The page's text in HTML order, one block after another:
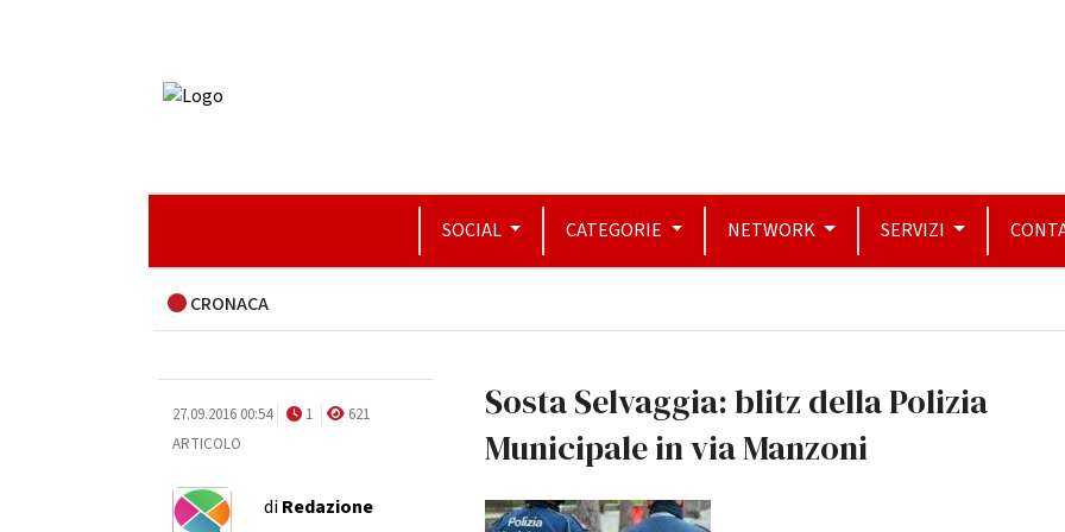
SOCIAL CATEGORIE NETWORK SERVIZI
CRONACA
27.09.2016 00:54 1
621
ARTICOLO
diRedazione
Sosta Selvaggia: blitz della Polizia
Municipale in via Manzoni